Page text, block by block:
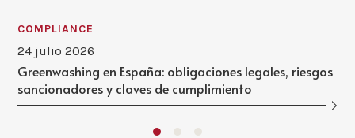
COMPLIANCE
24 julio 2026
Greenwashing en España: obligaciones legales, riesgos
sancionadores y claves de cumplimiento